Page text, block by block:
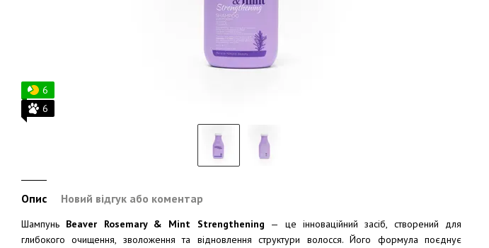
6
6
Опис Новий відгук або коментар
Шампунь Beaver Rosemary & Mint Strengthening — це інноваційний засіб, створений для
глибокого очищення, зволоження та відновлення структури волосся. Його формула поєднує